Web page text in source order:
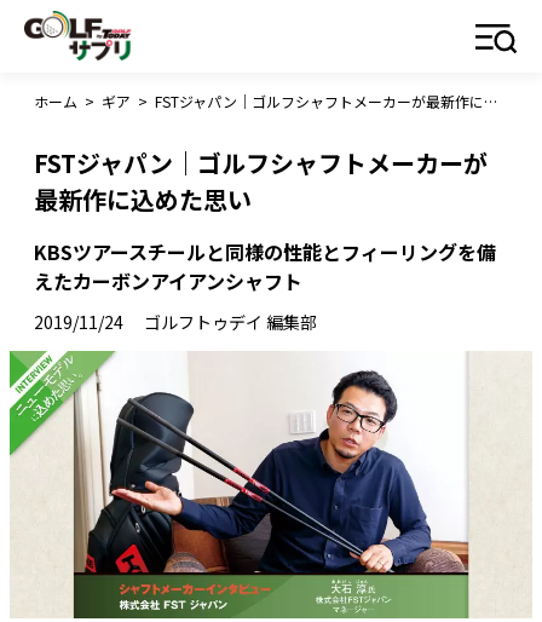
ホーム > ギア > FSTジャパン｜ゴルフシャフトメーカーが最新作に込めた思い
FSTジャパン｜ゴルフシャフトメーカーが
最新作に込めた思い
KBSツアースチールと同様の性能とフィーリングを備
えたカーボンアイアンシャフト
2019/11/24 ゴルフトゥデイ 編集部